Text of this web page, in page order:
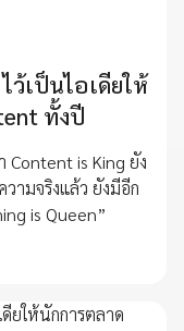
ว้เป็นไอเดียให้
ทั้งปี
Content is King ยัง
ามจริงแล้ว ยังมีอีก
is Queen”